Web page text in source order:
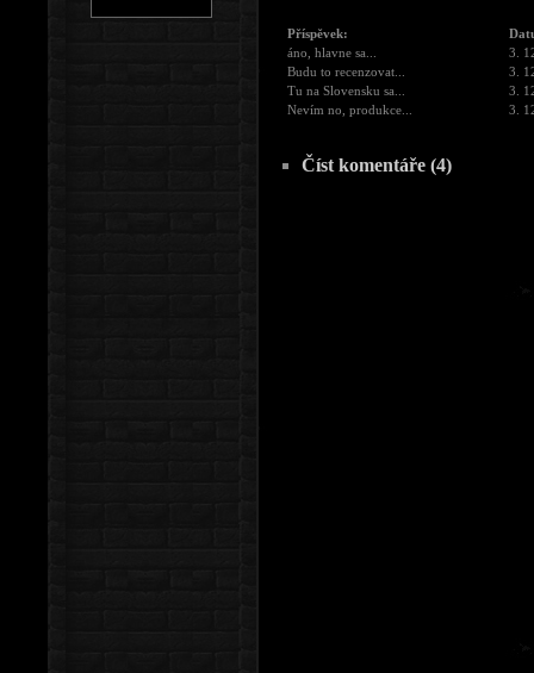
Příspěvek:
áno, hlavne sa...
3.
Budu to recenzovat...
3.
Tu na Slovensku sa...
3.
Nevím no, produkce...
3.
Číst komentáře (4)